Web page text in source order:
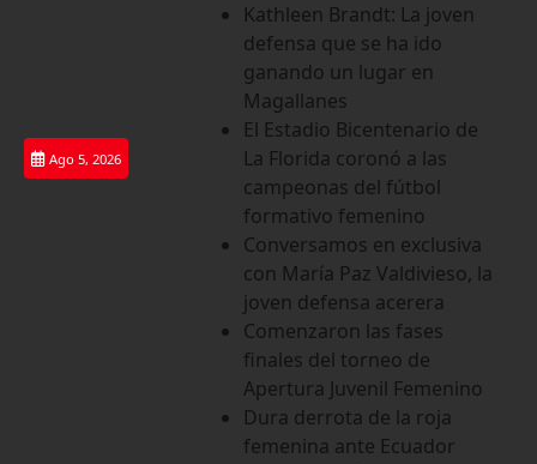
Ago 5, 2026
Kathleen Brandt: La joven
defensa que se ha ido
ganando un lugar en
Magallanes
El Estadio Bicentenario de
La Florida coronó a las
campeonas del fútbol
formativo femenino
Conversamos en exclusiva
con María Paz Valdivieso, la
joven defensa acerera
Comenzaron las fases
finales del torneo de
Apertura Juvenil Femenino
Dura derrota de la roja
femenina ante Ecuador